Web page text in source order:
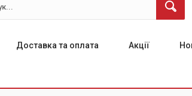
Доставка та оплата Акції